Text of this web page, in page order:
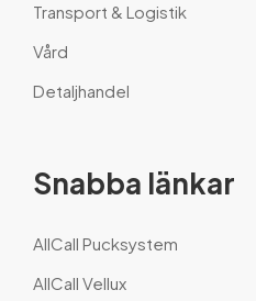
Transport & Logistik
Vård
Detaljhandel
Snabba länkar
AllCall Pucksystem
AllCall Vellux